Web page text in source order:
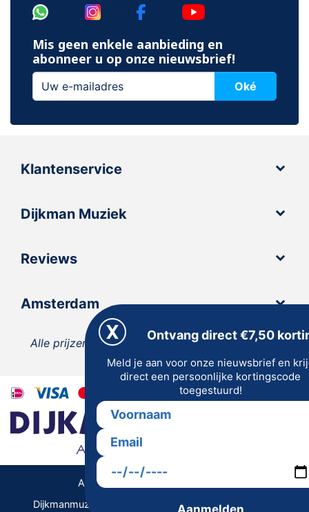
Mis geen enkele aanbieding en
abonneer u op onze nieuwsbrief!
Oké
Klantenservice
Dijkman Muziek
Reviews
Amsterdam
Alle prijzen zijn inclusief 21% BTW, tenzij anders
vermeld.
Dijkmanmuziek 2026 © | Alle rechten voorbehouden
Algemene Voorwaarden | Privacy
Ontvang direct €7,50
Meld je aan voor onze nieuwsbrief en
direct een persoonlijke kortingscode
toegestuurd!
Aanmelden